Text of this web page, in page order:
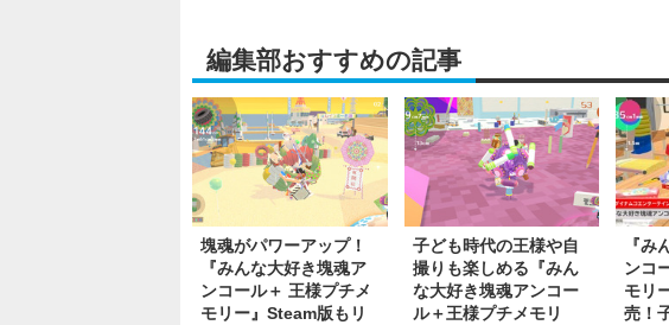
編集部おすすめの記事
塊魂がパワーアップ！
『みんな大好き塊魂ア
ンコール＋ 王様プチメ
モリー』Steam版もリ
子ども時代の王様や自
撮りも楽しめる『みん
な大好き塊魂アンコー
ル＋王様プチメモリ
『み
ンコ
モリ
売！